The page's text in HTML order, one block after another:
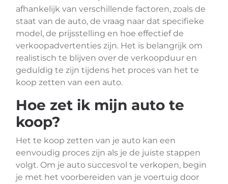
afhankelijk van verschillende factoren, zoals de
staat van de auto, de vraag naar dat specifieke
model, de prijsstelling en hoe effectief de
verkoopadvertenties zijn. Het is belangrijk om
realistisch te blijven over de verkoopduur en
geduldig te zijn tijdens het proces van het te
koop zetten van een auto.
Hoe zet ik mijn auto te
koop?
Het te koop zetten van je auto kan een
eenvoudig proces zijn als je de juiste stappen
volgt. Om je auto succesvol te verkopen, begin
je met het voorbereiden van je voertuig door